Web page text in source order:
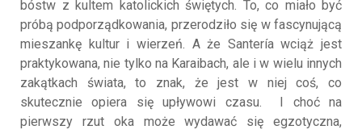
bóstw z kultem katolickich świętych. To, co miało być
próbą podporządkowania, przerodziło się w fascynującą
mieszankę kultur i wierzeń. A że Santería wciąż jest
praktykowana, nie tylko na Karaibach, ale i w wielu innych
zakątkach świata, to znak, że jest w niej coś, co
skutecznie opiera się upływowi czasu. I choć na
pierwszy rzut oka może wydawać się egzotyczna,